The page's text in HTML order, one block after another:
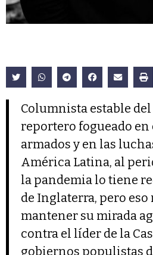
Columnista estable
reportero fogueado
armados y en las
América Latina, al
la pandemia lo tiene
de Inglaterra, pero
mantener su mirada
contra el líder de la
gobiernos populistas